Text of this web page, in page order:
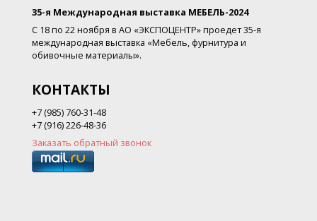
35-я Международная выставка МЕБЕЛЬ-2024
С 18 по 22 ноября в АО «ЭКСПОЦЕНТР» проедет 35-я
международная выставка «Мебель, фурнитура и
обивочные материалы».
КОНТАКТЫ
+7 (985) 760-31-48
+7 (916) 226-48-36
Заказать обратный звонок